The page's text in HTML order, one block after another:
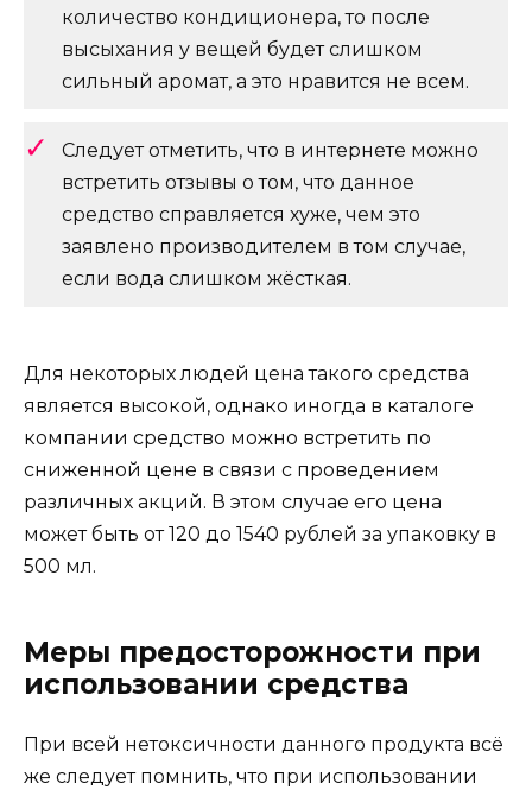
количество кондиционера, то после
высыхания у вещей будет слишком
сильный аромат, а это нравится не всем.
Следует отметить, что в интернете можно
встретить отзывы о том, что данное
средство справляется хуже, чем это
заявлено производителем в том случае,
если вода слишком жёсткая.
Для некоторых людей цена такого средства
является высокой, однако иногда в каталоге
компании средство можно встретить по
сниженной цене в связи с проведением
различных акций. В этом случае его цена
может быть от 120 до 1540 рублей за упаковку в
500 мл.
Меры предосторожности при
использовании средства
При всей нетоксичности данного продукта всё
же следует помнить, что при использовании